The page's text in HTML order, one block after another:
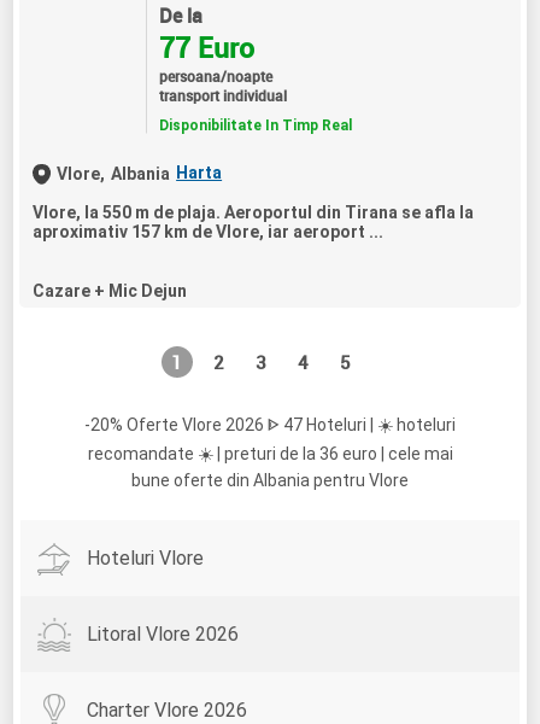
De la
77 Euro
persoana/noapte
transport individual
Disponibilitate In Timp Real
Vlore, Albania Harta
Vlore, la 550 m de plaja. Aeroportul din Tirana se afla la
aproximativ 157 km de Vlore, iar aeroport ...
Cazare + Mic Dejun
1 2 3 4 5
-20% Oferte Vlore 2026 ᐈ 47 Hoteluri | ☀️ hoteluri
recomandate ☀️ | preturi de la 36 euro | cele mai
bune oferte din Albania pentru Vlore
Hoteluri Vlore
Litoral Vlore 2026
Charter Vlore 2026